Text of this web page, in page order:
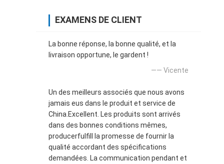
EXAMENS DE CLIENT
La bonne réponse, la bonne qualité, et la
livraison opportune, le gardent !
—— Vicente
Un des meilleurs associés que nous avons
jamais eus dans le produit et service de
China.Excellent. Les produits sont arrivés
dans des bonnes conditions mêmes,
producerfulfill la promesse de fournir la
qualité accordant des spécifications
demandées. La communication pendant et